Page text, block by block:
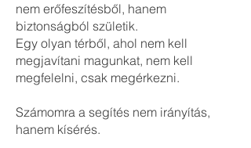
nem erőfeszítésből, hanem
biztonságból születik.
Egy olyan térből, ahol nem kell
megjavítani magunkat, nem kell
megfelelni, csak megérkezni.
Számomra a segítés nem irányítás,
hanem kísérés.